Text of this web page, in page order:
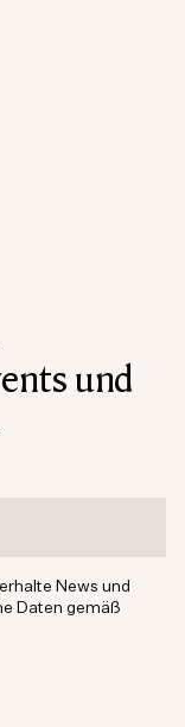
und
News und
Daten gemäß